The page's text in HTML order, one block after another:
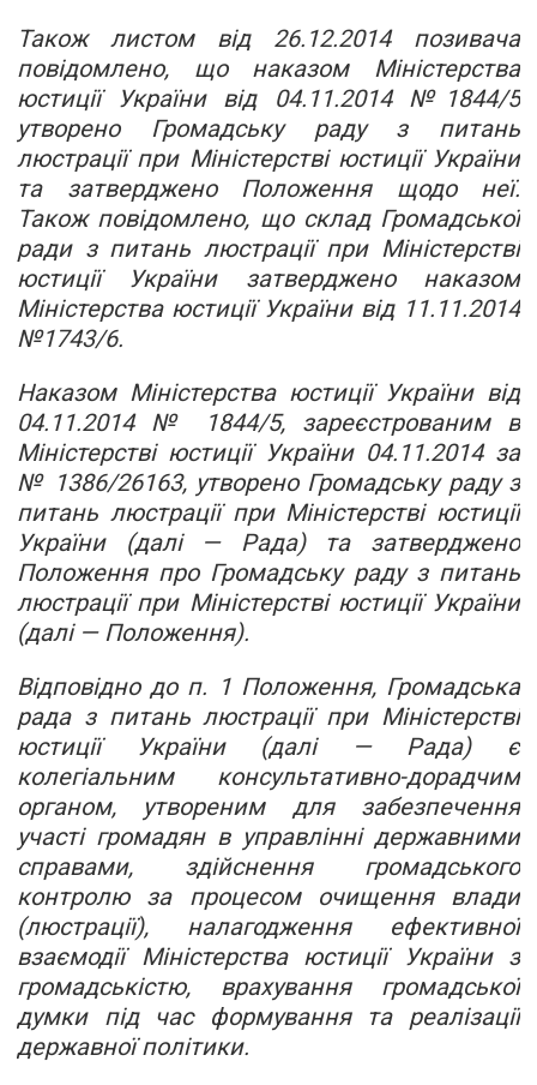
Також листом від 26.12.2014 позивача
повідомлено, що наказом Міністерства
юстиції України від 04.11.2014 №1844/5
утворено Громадську раду з питань
люстрації при Міністерстві юстиції України
та затверджено Положення щодо неї.
Також повідомлено, що склад Громадської
ради з питань люстрації при Міністерстві
юстиції України затверджено наказом
Міністерства юстиції України від 11.11.2014
№1743/6.
Наказом Міністерства юстиції України від
04.11.2014 № 1844/5, зареєстрованим в
Міністерстві юстиції України 04.11.2014 за
№ 1386/26163, утворено Громадську раду з
питань люстрації при Міністерстві юстиції
України (далі — Рада) та затверджено
Положення про Громадську раду з питань
люстрації при Міністерстві юстиції України
(далі — Положення).
Відповідно до п. 1 Положення, Громадська
рада з питань люстрації при Міністерстві
юстиції України (далі — Рада) є
колегіальним консультативно-дорадчим
органом, утвореним для забезпечення
участі громадян в управлінні державними
справами, здійснення громадського
контролю за процесом очищення влади
(люстрації), налагодження ефективної
взаємодії Міністерства юстиції України з
громадськістю, врахування громадської
думки під час формування та реалізації
державної політики.